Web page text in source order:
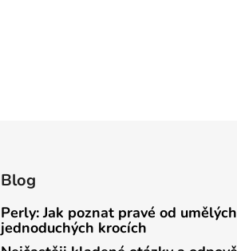
Blog
Perly: Jak poznat pravé od
jednoduchých krocích